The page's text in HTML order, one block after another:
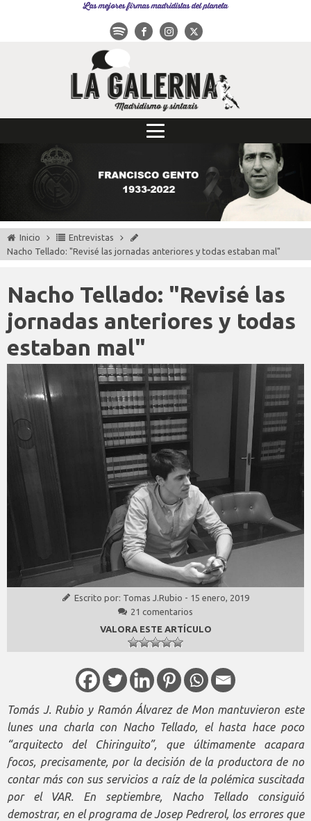
Las mejores firmas madridistas del planeta
Inicio
Entrevistas
Nacho Tellado: "Revisé las jornadas anteriores y todas estaban mal"
Nacho Tellado: "Revisé las
jornadas anteriores y todas
estaban mal"
Escrito por: Tomas J.Rubio - 15 enero, 2019
21 comentarios
VALORA ESTE ARTÍCULO
Tomás J. Rubio y Ramón Álvarez de Mon mantuvieron este
lunes una charla con Nacho Tellado, el hasta hace poco
“arquitecto del Chiringuito”, que últimamente acapara
focos, precisamente, por la decisión de la productora de no
contar más con sus servicios a raíz de la polémica suscitada
por el VAR. En septiembre, Nacho Tellado consiguió
demostrar, en el programa de Josep Pedrerol, los errores que